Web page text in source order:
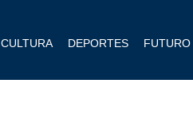
CULTURA DEPORTES